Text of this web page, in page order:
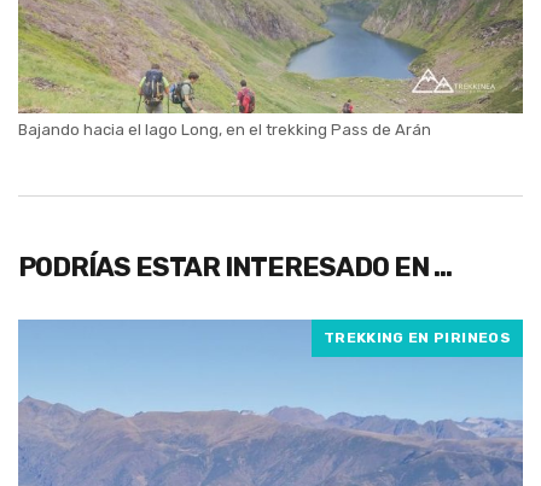
Bajando hacia el lago Long, en el trekking Pass de Arán
PODRÍAS ESTAR INTERESADO EN …
TREKKING EN PIRINEOS